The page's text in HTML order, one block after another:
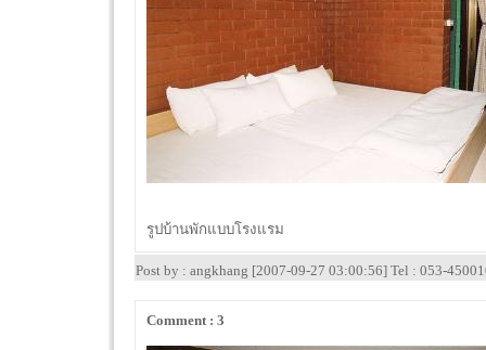
รูปบ้านพักแบบโรงแรม
Post by : angkhang [2007-09-27 03:00:56] Tel : 053-
Comment : 3